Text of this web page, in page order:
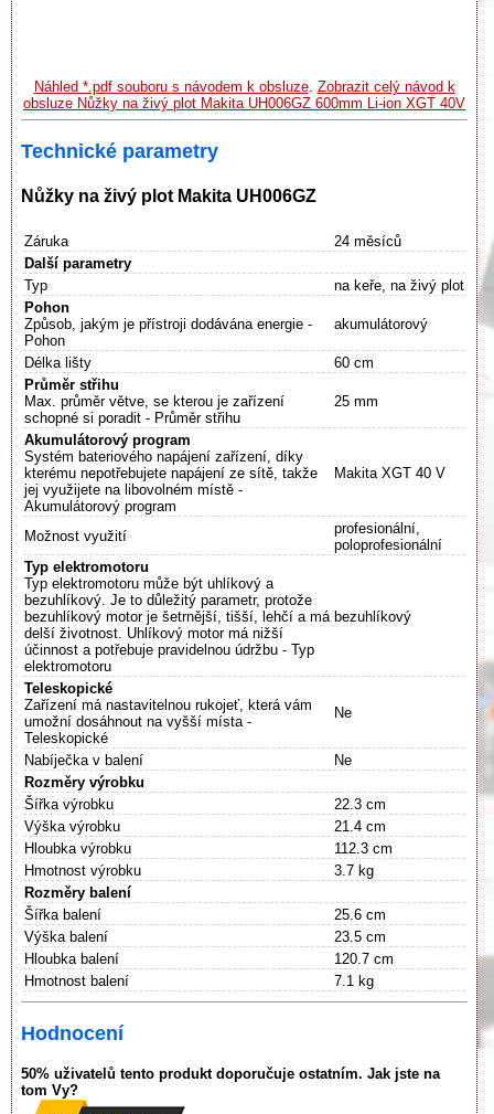
Náhled *.pdf souboru s návodem k obsluze. Zobrazit celý návod k
obsluze Nůžky na živý plot Makita UH006GZ 600mm Li-ion XGT 40V
Technické parametry
Nůžky na živý plot Makita UH006GZ
Záruka
24 měsíců
Další parametry
Typ
na keře, na živý plot
Pohon
Způsob, jakým je přístroji dodávána energie -
Pohon
akumulátorový
Délka lišty
60 cm
Průměr střihu
Max. průměr větve, se kterou je zařízení
schopné si poradit - Průměr střihu
25 mm
Akumulátorový program
Systém bateriového napájení zařízení, díky
kterému nepotřebujete napájení ze sítě, takže
jej využijete na libovolném místě -
Akumulátorový program
Makita XGT 40 V
Možnost využití
profesionální,
poloprofesionální
Typ elektromotoru
Typ elektromotoru může být uhlíkový a
bezuhlíkový. Je to důležitý parametr, protože
bezuhlíkový motor je šetrnější, tišší, lehčí a má
delší životnost. Uhlíkový motor má nižší
účinnost a potřebuje pravidelnou údržbu - Typ
elektromotoru
bezuhlíkový
Teleskopické
Zařízení má nastavitelnou rukojeť, která vám
umožní dosáhnout na vyšší místa -
Teleskopické
Ne
Nabíječka v balení
Ne
Rozměry výrobku
Šířka výrobku
22.3 cm
Výška výrobku
21.4 cm
Hloubka výrobku
112.3 cm
Hmotnost výrobku
3.7 kg
Rozměry balení
Šířka balení
25.6 cm
Výška balení
23.5 cm
Hloubka balení
120.7 cm
Hmotnost balení
7.1 kg
Hodnocení
50% uživatelů tento produkt doporučuje ostatním. Jak jste na
tom Vy?